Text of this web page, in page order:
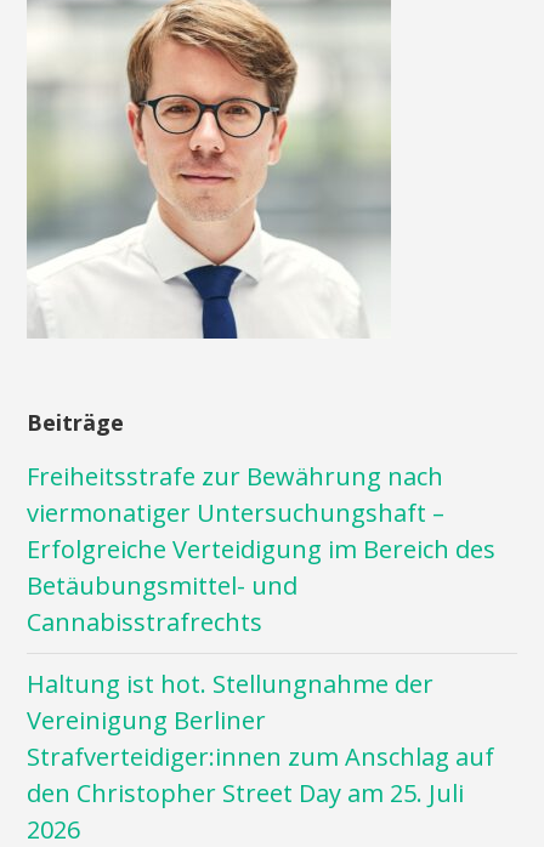
Beiträge
Freiheitsstrafe zur Bewährung nach
viermonatiger Untersuchungshaft –
Erfolgreiche Verteidigung im Bereich des
Betäubungsmittel- und
Cannabisstrafrechts
Haltung ist hot. Stellungnahme der
Vereinigung Berliner
Strafverteidiger:innen zum Anschlag auf
den Christopher Street Day am 25. Juli
2026